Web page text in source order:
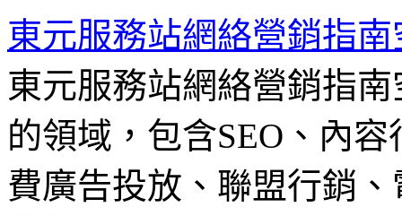
東元服務站網絡營銷指南
東元服務站網絡營銷指
的領域，包含SEO、內
費廣告投放、聯盟行銷